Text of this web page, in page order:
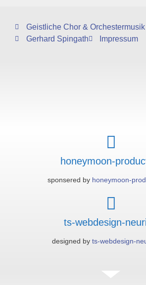
Geistliche Chor & Orchestermusik
Gerhard Spingath
Impressum
honeymoon-
sponsered by honeymoon-
ts-webdesign-
designed by ts-webdesign-